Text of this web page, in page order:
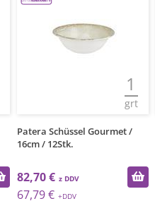
1
grt
Patera Schüssel Gourmet /
16cm / 12Stk.
82,70 €
67,79 €